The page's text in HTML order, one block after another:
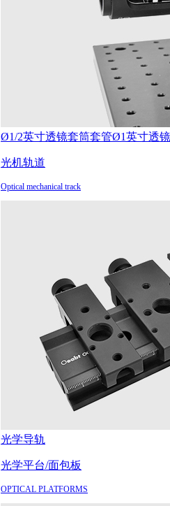
Ø1/2英寸透镜套筒套管Ø1英寸透
光机轨道
Optical mechanical track
光学导轨
光学平台/面包板
OPTICAL PLATFORMS